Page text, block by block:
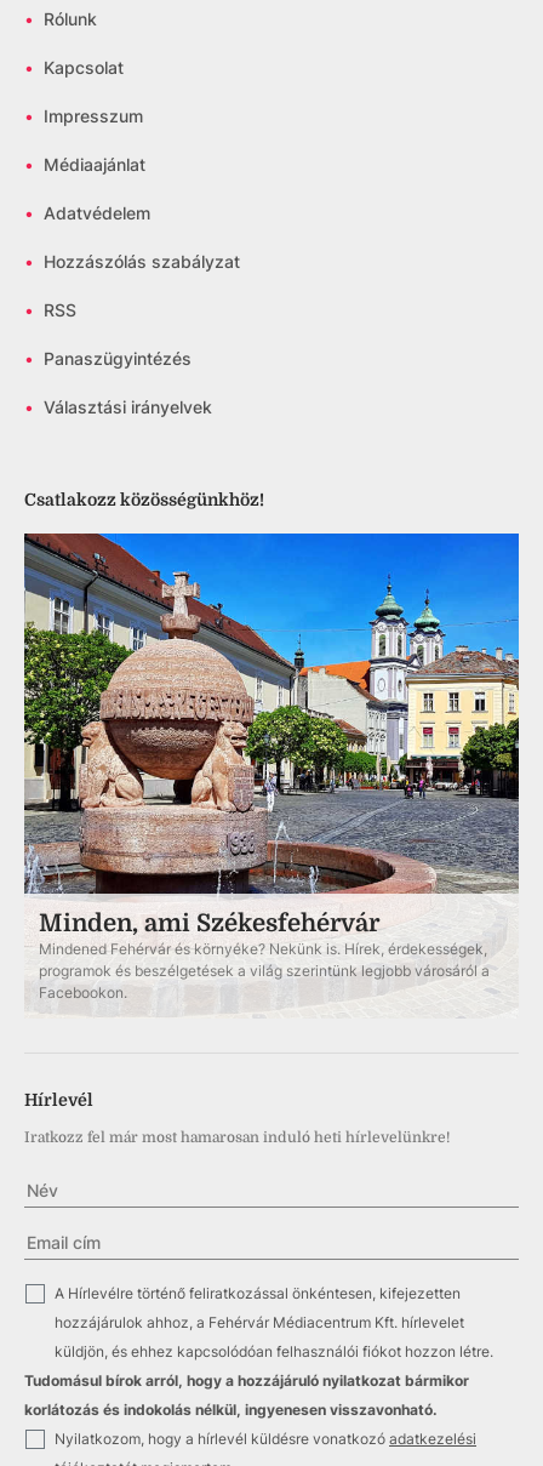
• Rólunk
• Kapcsolat
• Impresszum
• Médiaajánlat
• Adatvédelem
• Hozzászólás szabályzat
• RSS
• Panaszügyintézés
• Választási irányelvek
Csatlakozz közösségünkhöz!
Minden, ami Székesfehérvár
Mindened Fehérvár és környéke? Nekünk is. Hírek, érdekességek,
programok és beszélgetések a világ szerintünk legjobb városáról a
Facebookon.
Hírlevél
Iratkozz fel már most hamarosan induló heti hírlevelünkre!
✓
A Hírlevélre történő feliratkozással önkéntesen, kifejezetten
hozzájárulok ahhoz, a Fehérvár Médiacentrum Kft. hírlevelet
küldjön, és ehhez kapcsolódóan felhasználói fiókot hozzon létre.
Tudomásul bírok arról, hogy a hozzájáruló nyilatkozat bármikor
korlátozás és indokolás nélkül, ingyenesen visszavonható.
✓ Nyilatkozom, hogy a hírlevél küldésre vonatkozó adatkezelési